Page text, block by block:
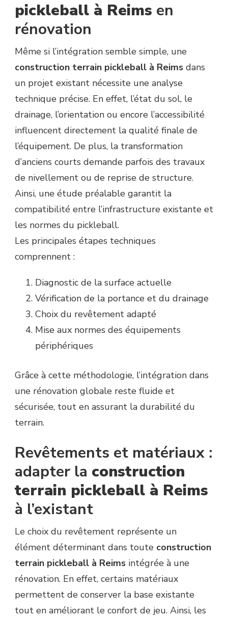
pickleball à Reims en
rénovation
Même si l’intégration semble simple, une
construction terrain pickleball à Reims dans
un projet existant nécessite une analyse
technique précise. En effet, l’état du sol, le
drainage, l’orientation ou encore l’accessibilité
influencent directement la qualité finale de
l’équipement. De plus, la transformation
d’anciens courts demande parfois des travaux
de nivellement ou de reprise de structure.
Ainsi, une étude préalable garantit la
compatibilité entre l’infrastructure existante et
les normes du pickleball.
Les principales étapes techniques
comprennent :
Diagnostic de la surface actuelle
Vérification de la portance et du drainage
Choix du revêtement adapté
Mise aux normes des équipements
périphériques
Grâce à cette méthodologie, l’intégration dans
une rénovation globale reste fluide et
sécurisée, tout en assurant la durabilité du
terrain.
Revêtements et matériaux :
adapter la construction
terrain pickleball à Reims
à l’existant
Le choix du revêtement représente un
élément déterminant dans toute construction
terrain pickleball à Reims intégrée à une
rénovation. En effet, certains matériaux
permettent de conserver la base existante
tout en améliorant le confort de jeu. Ainsi, les